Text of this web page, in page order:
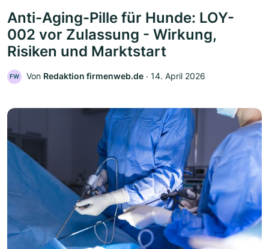
Anti-Aging-Pille für Hunde: LOY-
002 vor Zulassung - Wirkung,
Risiken und Marktstart
FW Von Redaktion firmenweb.de ‧ 14. April 2026